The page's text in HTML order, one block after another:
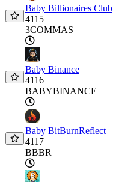
Baby Billionaires Club
4115
3COMMAS
Baby Binance
4116
BABYBINANCE
Baby BitBurnReflect
4117
BBBR